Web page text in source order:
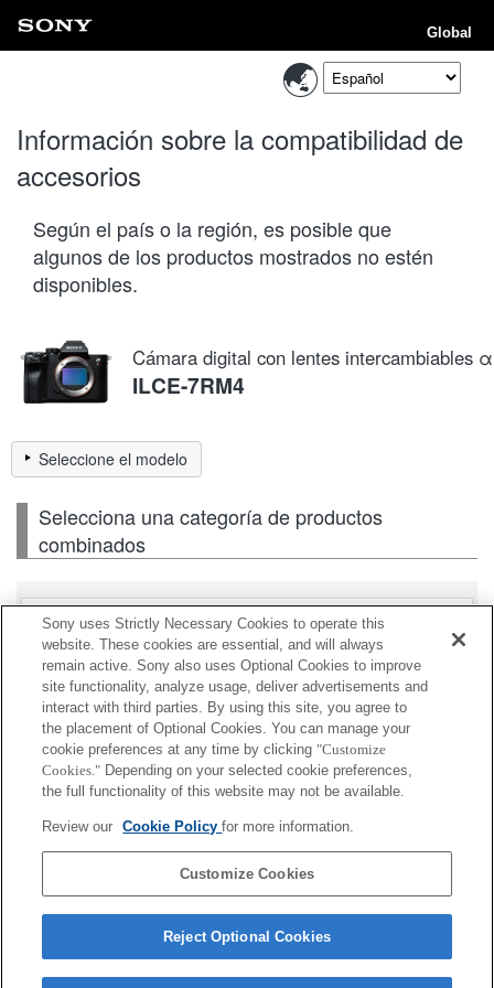
Global
Información sobre la compatibilidad de
accesorios
Según el país o la región, es posible que
algunos de los productos mostrados no estén
disponibles.
Cámara digital con lentes intercambiables α
ILCE-7RM4
Seleccione el modelo
Selecciona una categoría de productos
combinados
Lentes intercambiables
Flash / luz
Tarjeta de memoria
Alimentación
Accesorios
Según el país o la región, es posible que algunos de
los productos mostrados no estén disponibles.
Sony uses Strictly Necessary Cookies to operate this
website. These cookies are essential, and will always
remain active. Sony also uses Optional Cookies to improve
site functionality, analyze usage, deliver advertisements and
interact with third parties. By using this site, you agree to
the placement of Optional Cookies. You can manage your
cookie preferences at any time by clicking "Customize
Cookies." Depending on your selected cookie preferences,
the full functionality of this website may not be available.
Review our Cookie Policyfor more information.
Customize Cookies
Reject Optional Cookies